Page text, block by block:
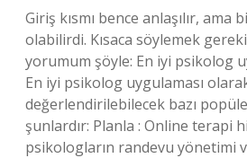
Giriş kısmı bence anlaşılır, ama
olabilirdi. Kısaca söylemek
yorumum şöyle: En iyi psikolog
En iyi psikolog uygulaması
değerlendirilebilecek bazı
şunlardır: Planla : Online terapi
psikologların randevu yönetimi